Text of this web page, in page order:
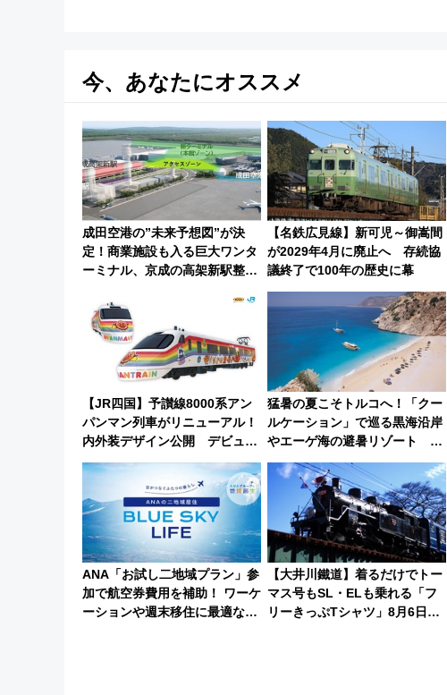
今、あなたにオススメ
成田空港の”未来予想図”が決
定！商業施設も入る巨大ワンタ
ーミナル、京成の高架新駅整備
ぶ！ JR空港駅は2面3線化！
【名鉄広見線】新可児～御嵩間
が2029年4月に廃止へ 存続協
議終了で100年の歴史に幕
【JR四国】予讃線8000系アン
パンマン列車がリニューアル！
内外装デザイン公開 デビュー
は今年12月
猛暑の夏こそトルコへ！「クー
ルケーション」で巡る黒海沿岸
やエーゲ海の避暑リゾート 関
連検索数が前年比237％増、ナ
ショジオも認める『2026年に訪
れるべき世界の旅先』
ANA「お試し二地域プラン」参
加で航空券費用を補助！ ワーケ
ーションや週末移住に最適な自
【大井川鐵道】着るだけでトー
マス号もSL・ELも乗れる「フ
リーきっぷTシャツ」8月6日よ